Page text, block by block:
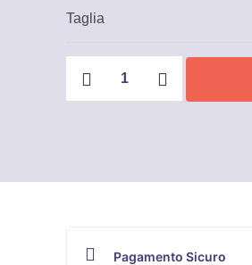
Taglia
multitasche
Pagamento Sicuro